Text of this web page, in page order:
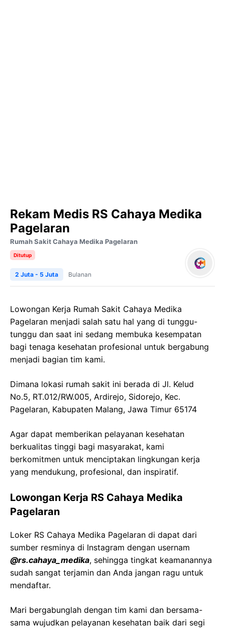
Rekam Medis RS Cahaya Medika
Pagelaran
Rumah Sakit Cahaya Medika Pagelaran
Ditutup
2 Juta - 5 Juta Bulanan
Lowongan Kerja Rumah Sakit Cahaya Medika
Pagelaran menjadi salah satu hal yang di tunggu-
tunggu dan saat ini sedang membuka kesempatan
bagi tenaga kesehatan profesional untuk bergabung
menjadi bagian tim kami.
Dimana lokasi rumah sakit ini berada di Jl. Kelud
No.5, RT.012/RW.005, Ardirejo, Sidorejo, Kec.
Pagelaran, Kabupaten Malang, Jawa Timur 65174
Agar dapat memberikan pelayanan kesehatan
berkualitas tinggi bagi masyarakat, kami
berkomitmen untuk menciptakan lingkungan kerja
yang mendukung, profesional, dan inspiratif.
Lowongan Kerja RS Cahaya Medika
Pagelaran
Loker RS Cahaya Medika Pagelaran di dapat dari
sumber resminya di Instagram dengan usernam
@rs.cahaya_medika, sehingga tingkat keamanannya
sudah sangat terjamin dan Anda jangan ragu untuk
mendaftar.
Mari bergabunglah dengan tim kami dan bersama-
sama wujudkan pelayanan kesehatan baik dari segi